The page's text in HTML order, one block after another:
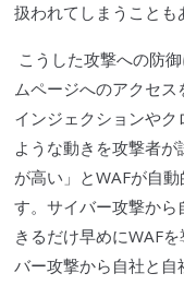
扱われてしまうことも
こうした攻撃への防
ムページへのアクセ
インジェクションやク
ような動きを攻撃者
が高い」とWAFが自
す。サイバー攻撃から
きるだけ早めにWAF
バー攻撃から自社と自